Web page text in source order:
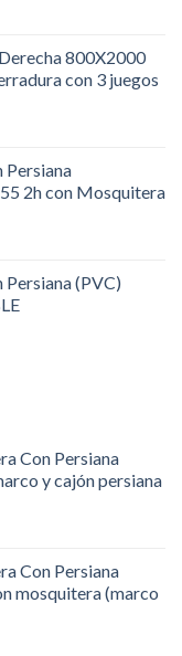
800X2000
con 3 juegos
Persiana
2h con Mosquitera
(PVC)
Con Persiana
y cajón persiana
Con Persiana
mosquitera (marco